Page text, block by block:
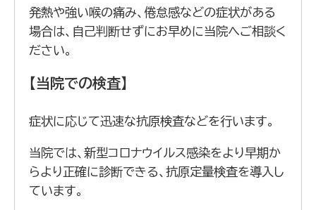
発熱や強い喉の痛み、倦怠感などの症状がある
場合は、自己判断せずにお早めに当院へご相談く
ださい。
【当院での検査】
症状に応じて迅速な抗原検査などを行います。
当院では、新型コロナウイルス感染をより早期か
らより正確に診断できる、抗原定量検査を導入し
ています。